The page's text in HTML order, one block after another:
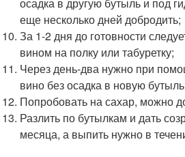
еще несколько дней добродить;
За 1-2 дня до готовности
вином на полку или табуретку;
Через день-два нужно при
вино без осадка в новую
Попробовать на сахар, можно
Разлить по бутылкам и дать
месяца, а выпить нужно в